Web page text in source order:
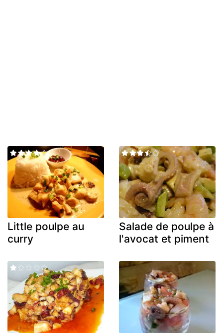
Little poulpe au
curry
Salade de poulpe à
l'avocat et piment